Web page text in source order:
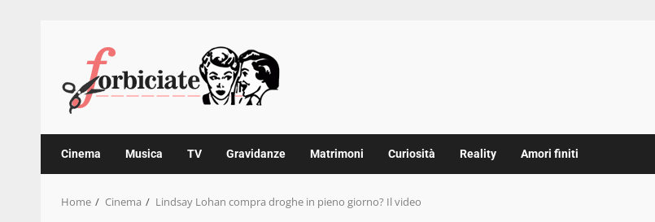
content
Cinema Musica TV Gravidanze Matrimoni Curiosità Reality Amori finiti
Home Cinema Lindsay Lohan compra droghe in pieno giorno? Il video